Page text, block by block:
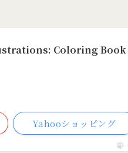
Coloring Book
Yahooショッピング